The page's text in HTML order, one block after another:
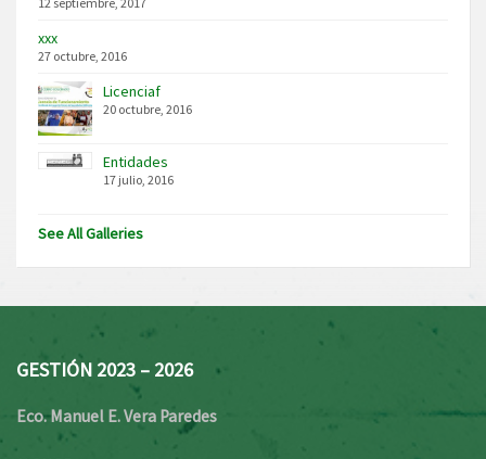
xxx
27 octubre, 2016
Licenciaf
20 octubre, 2016
Entidades
17 julio, 2016
See All Galleries
GESTIÓN 2023 – 2026
Eco. Manuel E. Vera Paredes